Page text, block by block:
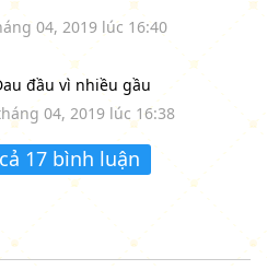
04, 2019 lúc 16:40
đầu vì nhiều gầu
04, 2019 lúc 16:38
17 bình luận